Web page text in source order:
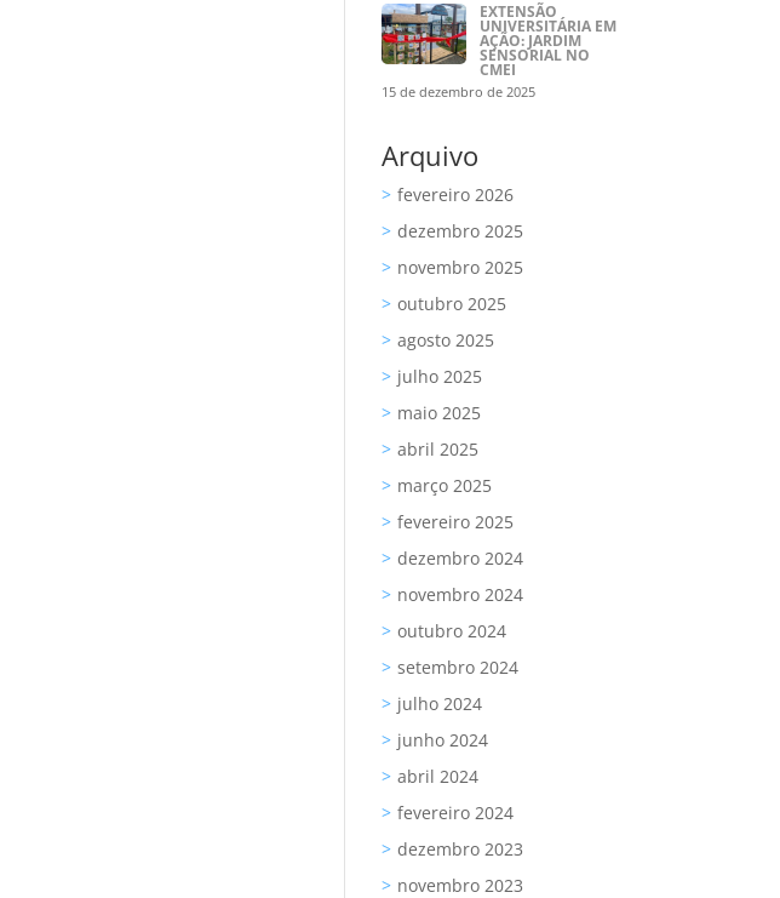
EXTENSÃO
UNIVERSITÁRIA EM
AÇÃO: JARDIM
SENSORIAL NO
CMEI
15 de dezembro de 2025
Arquivo
fevereiro 2026
dezembro 2025
novembro 2025
outubro 2025
agosto 2025
julho 2025
maio 2025
abril 2025
março 2025
fevereiro 2025
dezembro 2024
novembro 2024
outubro 2024
setembro 2024
julho 2024
junho 2024
abril 2024
fevereiro 2024
dezembro 2023
novembro 2023